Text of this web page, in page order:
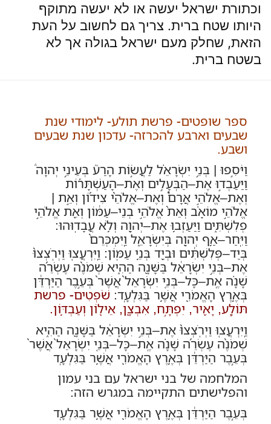
וכתורת ישראל יעשה או לא יעשה מתוקף
היותו שטח ברית. צריך גם לחשוב על העת
הזאת, שחלק מעם ישראל בגולה אך לא
בשטח ברית.
ספר שופטים- פרשת תולע- לימודי שנת
שבעים וארבע להכרזה- עדכון שנת שבעים
ושבע.
וַיֹּסִ֣פוּ | בְּנֵ֣י יִשְׂרָאֵ֗ל לַעֲשׂ֣וֹת הָרַע֮ בְּעֵינֵ֣י יְהוָה֒
וַיַּעַבְד֣וּ אֶת–הַבְּעָלִ֣ים וְאֶת–הָעַשְׁתָּר֡וֹת
וְאֶת–אֱלֹהֵ֣י אֲרָם֩ וְאֶת–אֱלֹהֵ֨י צִיד֜וֹן וְאֵ֣ת |
אֱלֹהֵ֣י מוֹאָ֗ב וְאֵת֙ אֱלֹהֵ֣י בְנֵי–עַמּ֔וֹן וְאֵ֖ת אֱלֹהֵ֣י
פְלִשְׁתִּ֑ים וַיַּעַזְב֥וּ אֶת–יְהוָ֖ה וְלֹ֥א עֲבָדֽוּהוּ:
וַיִּֽחַר–אַ֥ף יְהוָ֖ה בְּיִשְׂרָאֵ֑ל וַֽיִּמְכְּרֵם֙
בְּיַד–פְּלִשְׁתִּ֔ים וּבְיַ֖ד בְּנֵ֥י עַמּֽוֹן: וַֽיִּרְעֲצ֤וּ וַיְרֹֽצְצוּ֙
אֶת–בְּנֵ֣י יִשְׂרָאֵ֔ל בַּשָּׁנָ֖ה הַהִ֑יא שְׁמֹנֶ֨ה עֶשְׂרֵ֜ה
שָׁנָ֗ה אֶֽת–כָּל–בְּנֵ֤י יִשְׂרָאֵל֙ אֲשֶׁר֙ בְּעֵ֣בֶר הַיַּרְדֵּ֔ן
בְּאֶ֥רֶץ הָאֱמֹרִ֖י אֲשֶׁ֥ר בַּגִּלְעָֽד: שֹׁפְטִים- פרשת
תּוֹלָ֧ע, יָאִ֖יר, יִפְתָּ֣ח, אִבְצָ֖ן, אֵיל֖וֹן וְעַבְדּ֥וֹן.
וַֽיִּרְעֲצ֤וּ וַיְרֹֽצְצוּ֙ אֶת–בְּנֵ֣י יִשְׂרָאֵ֔ל בַּשָּׁנָ֖ה הַהִ֑יא
שְׁמֹנֶ֨ה עֶשְׂרֵ֜ה שָׁנָ֗ה אֶֽת–כָּל–בְּנֵ֤י יִשְׂרָאֵל֙ אֲשֶׁר֙
בְּעֵ֣בֶר הַיַּרְדֵּ֔ן בְּאֶ֥רֶץ הָאֱמֹרִ֖י אֲשֶׁ֥ר בַּגִּלְעָֽד
המלחמה של בני ישראל עם בני עמון
והפלישתים התקיימה במגרש הזה:
בְּעֵ֣בֶר הַיַּרְדֵּ֔ן בְּאֶ֥רֶץ הָאֱמֹרִ֖י אֲשֶׁ֥ר בַּגִּלְעָֽד